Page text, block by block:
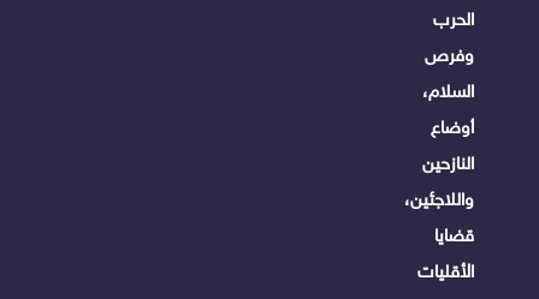
الحرب
وفرص
السلام،
أوضاع
النازحين
واللاجئين،
قضايا
الأقليات